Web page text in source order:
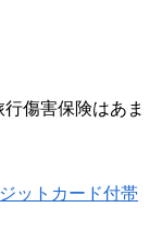
傷害保険はあま
ットカード付帯